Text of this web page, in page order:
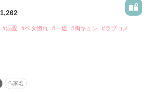
1,262
#溺愛 #ベタ惚れ #一途 #胸キュン
#ラブコメ
作家名